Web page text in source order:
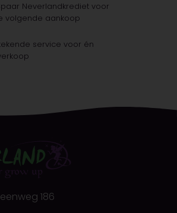
Neverlandkrediet voor
volgende aankoop
service voor én
186